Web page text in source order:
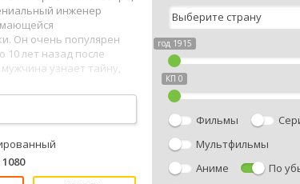
Спорт
Триллеры
Ужасы
2022
2021
Зарубежные
Фильмы из соцетей
инженер
Он очень популярен
10 лет назад после
узнает тайну,
1080
год 1915
КП 0
Фильмы
Мультфильмы
Аниме
По